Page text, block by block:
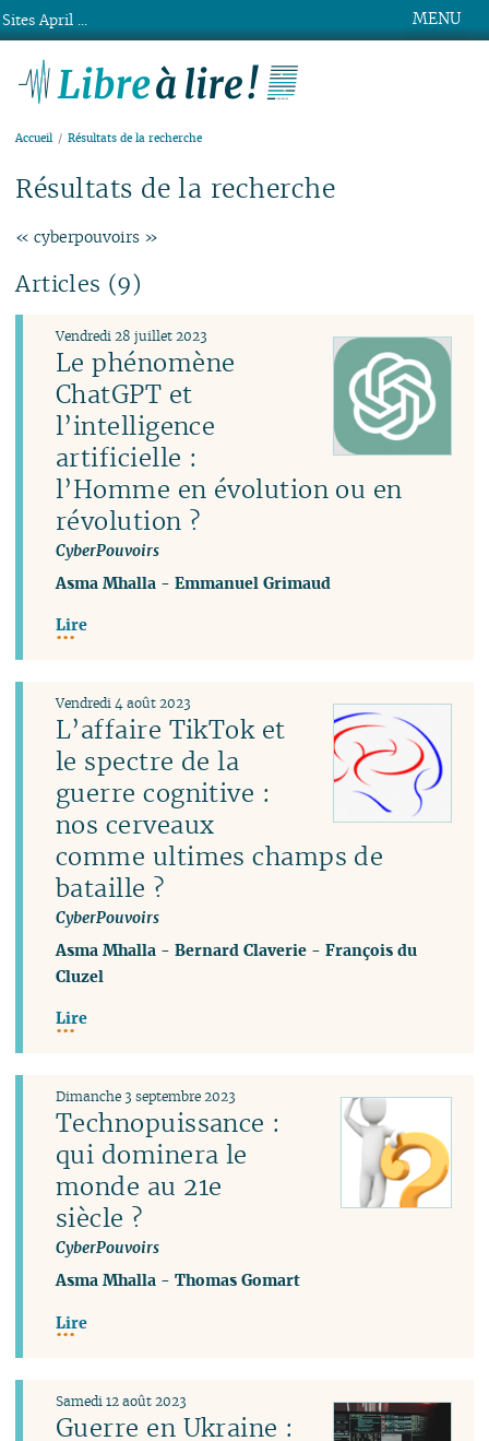
MENU
Accueil Résultats de la recherche
Résultats de la recherche
« cyberpouvoirs »
Articles (9)
Le phénomène
ChatGPT et
l’intelligence
artificielle :
l’Homme en évolution ou en
révolution ?
CyberPouvoirs
Vendredi 28 juillet 2023
Asma Mhalla -Emmanuel Grimaud
Lire
L’affaire TikTok et
le spectre de la
guerre cognitive :
nos cerveaux
comme ultimes champs de
bataille ?
CyberPouvoirs
Vendredi 4 août 2023
Asma Mhalla -Bernard Claverie -François du
Cluzel
Lire
Technopuissance :
qui dominera le
monde au 21e
siècle ?
CyberPouvoirs
Dimanche 3 septembre 2023
Asma Mhalla -Thomas Gomart
Lire
Guerre en Ukraine :
Samedi 12 août 2023
Sites April ...